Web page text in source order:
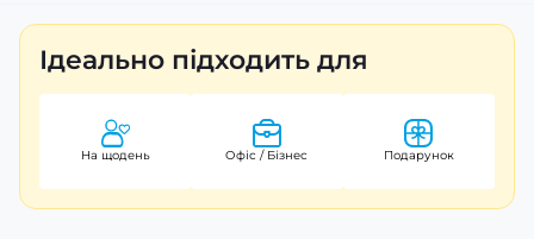
Переваги та особливості
МодельCasio MTP-V005D-7BUDFоснащена точним
кварцовим механізмом, який гарантує стабільний і
надійний хід. Корпус і браслет виготовлені з
нержавіючої сталі, що забезпечує довговічність та
стійкість до щоденного зношування. Класичний
аналоговий циферблат із чіткими арабськими
Ідеально підходить для
На щодень Офіс / Бізнес Подарунок